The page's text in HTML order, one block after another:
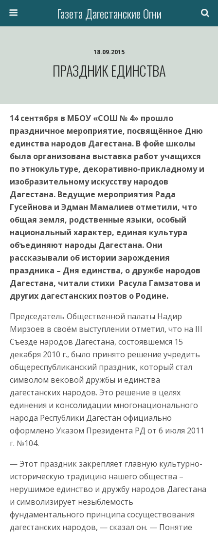
Газета Дагестанские Огни
18.09.2015
ПРАЗДНИК ЕДИНСТВА
14 сентября в МБОУ «СОШ № 4» прошло
праздничное мероприятие, посвящённое Дню
единства народов Дагестана. В фойе школы
была организована выставка работ учащихся
по этнокультуре, декоративно-прикладному и
изобразительному искусству народов
Дагестана. Ведущие мероприятия Рада
Гусейнова и Эдман Мамалиев отметили, что
общая земля, родственные языки, особый
национальный характер, единая культура
объединяют народы Дагестана. Они
рассказывали об истории зарождения
праздника – Дня единства, о дружбе народов
Дагестана, читали стихи Расула Гамзатова и
других дагестанских поэтов о Родине.
Председатель Общественной палаты Надир
Мирзоев в своём выступлении отметил, что на III
Съезде народов Дагестана, состоявшемся 15
декабря 2010 г., было принято решение учредить
общереспубликанский праздник, который стал
символом вековой дружбы и единства
дагестанских народов. Это решение в целях
единения и консолидации многонационального
народа Республики Дагестан официально
оформлено Указом Президента РД от 6 июля 2011
г. №104.
— Этот праздник закрепляет главную культурно-
историческую традицию нашего общества –
нерушимое единство и дружбу народов Дагестана
и символизирует незыблемость
фундаментального принципа сосуществования
дагестанских народов, — сказал он. — Понятие